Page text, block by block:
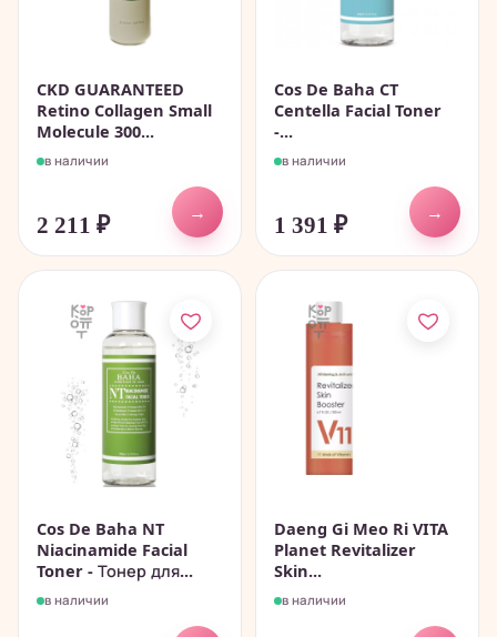
CKD GUARANTEED
Retino Collagen Small
Molecule 300...
в наличии
2 211 ₽
→
Cos De Baha CT
Centella Facial Toner
-...
в наличии
1 391 ₽
→
Cos De Baha NT
Niacinamide Facial
Toner - Тонер для...
в наличии
Daeng Gi Meo Ri VITA
Planet Revitalizer
Skin...
в наличии